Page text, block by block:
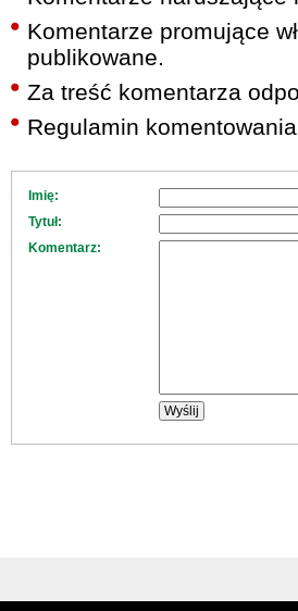
Komentarze promujące
publikowane.
Za treść komentarza
Regulamin
Imię:
Tytuł:
Komentarz: